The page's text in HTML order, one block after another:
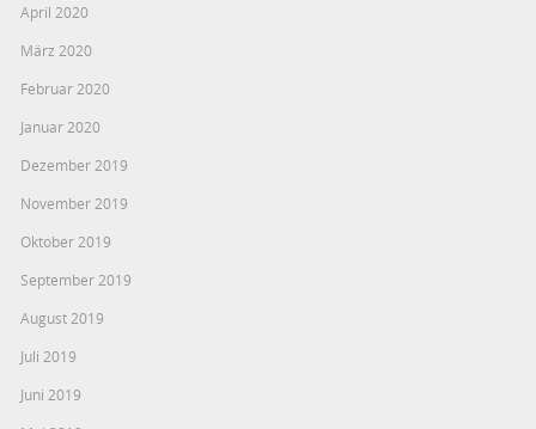
April 2020
März 2020
Februar 2020
Januar 2020
Dezember 2019
November 2019
Oktober 2019
September 2019
August 2019
Juli 2019
Juni 2019